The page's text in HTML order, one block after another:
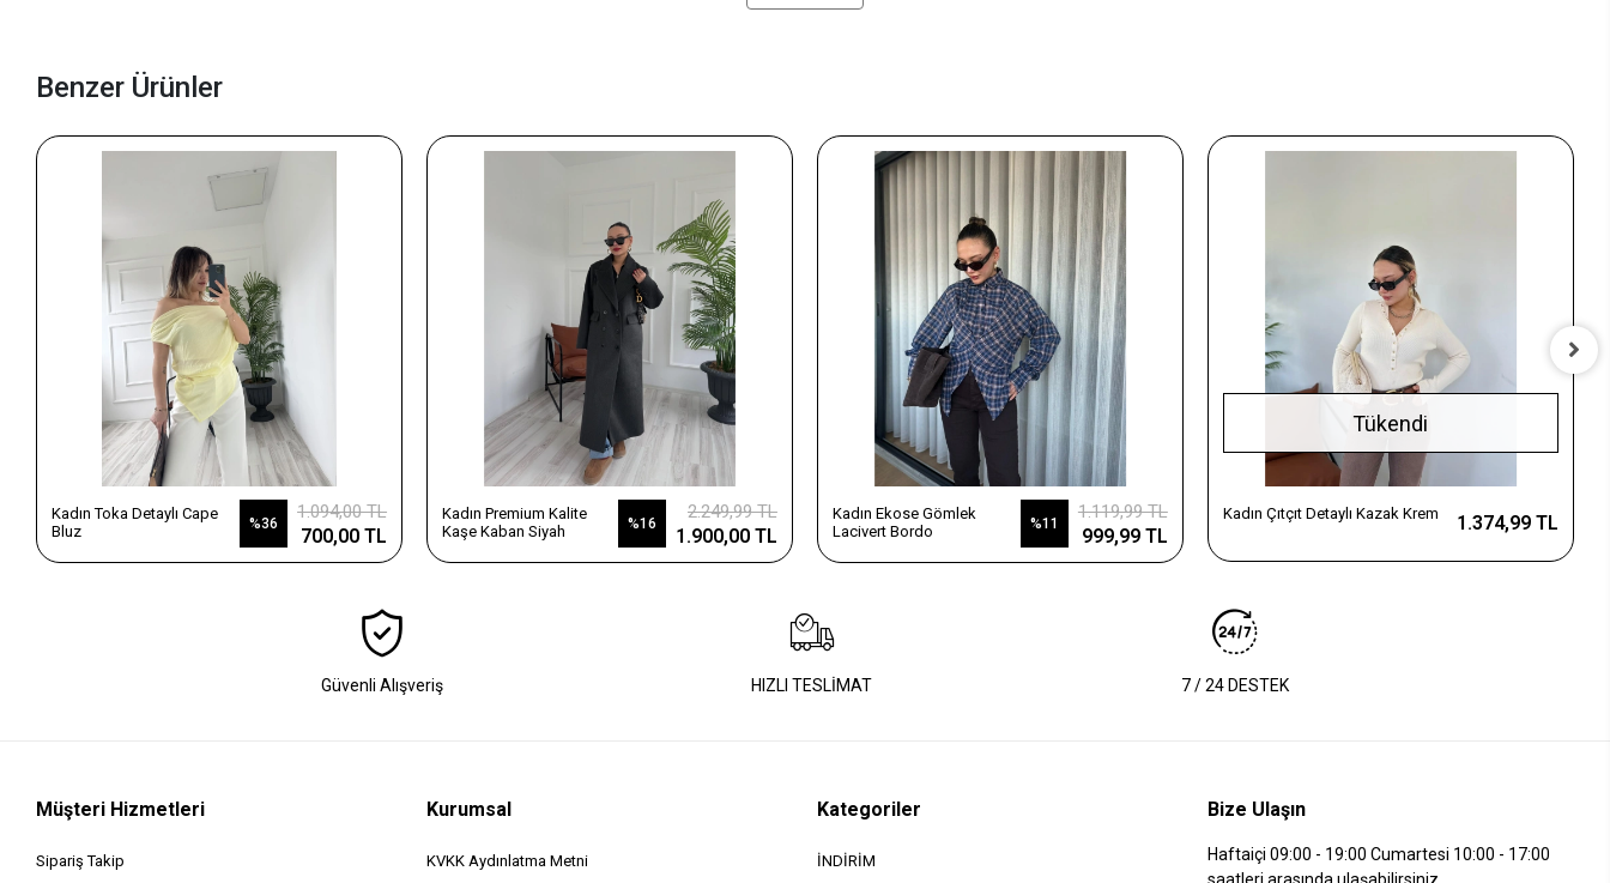
Benzer Ürünler
Kadın Toka Detaylı Cape
Bluz
%36
1.094,00 TL
700,00 TL
Kadın Premium Kalite
Kaşe Kaban Siyah
%16
2.249,99 TL
1.900,00 TL
Kadın Ekose Gömlek
Lacivert Bordo
%11
1.119,99 TL
999,99 TL
Tükendi
Kadın Çıtçıt Detaylı Kazak Krem 1.374,99 TL
Güvenli Alışveriş HIZLI TESLİMAT 7 / 24 DESTEK
Müşteri Hizmetleri
Sipariş Takip
Kurumsal
KVKK Aydınlatma Metni
Kategoriler
İNDİRİM
Bize Ulaşın
Haftaiçi 09:00 - 19:00 Cumartesi 10:00 - 17:00